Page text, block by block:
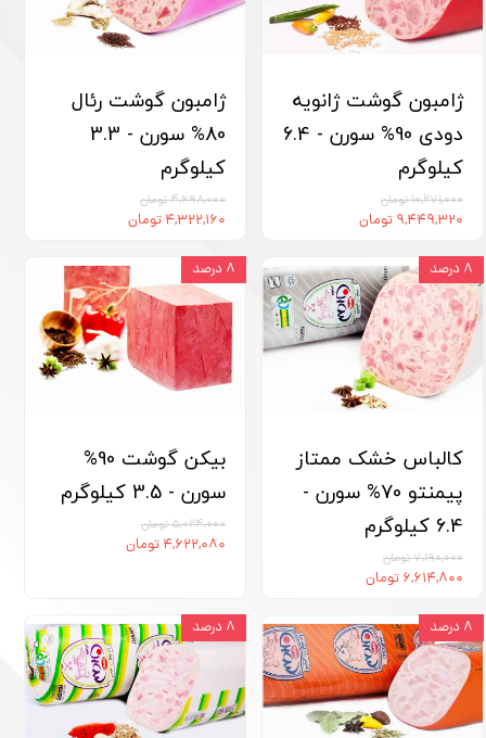
ژامبون گوشت ژانویه
دودی 90% سورن - 6.4
کیلوگرم
۱۰,۲۷۱,۰۰۰ تومان
۹,۴۴۹,۳۲۰ تومان
ژامبون گوشت رئال
80% سورن - 3.3
کیلوگرم
۴,۶۹۸,۰۰۰ تومان
۴,۳۲۲,۱۶۰ تومان
کالباس خشک ممتاز
پیمنتو 70% سورن -
6.4 کیلوگرم
۷,۱۹۰,۰۰۰ تومان
۶,۶۱۴,۸۰۰ تومان
۸ درصد
بیکن گوشت 90%
سورن - 3.5 کیلوگرم
۵,۰۲۴,۰۰۰ تومان
۴,۶۲۲,۰۸۰ تومان
۸ درصد
۸ درصد ۸ درصد